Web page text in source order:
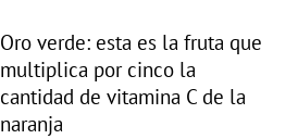
Oro verde: esta es la fruta que
multiplica por cinco la
cantidad de vitamina C de la
naranja